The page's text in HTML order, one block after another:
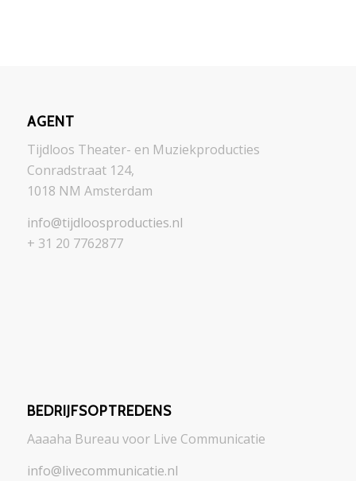
AGENT
Tijdloos Theater- en Muziekproducties
Conradstraat 124,
1018 NM Amsterdam
info@tijdloosproducties.nl
+ 31 20 7762877
BEDRIJFSOPTREDENS
Aaaaha Bureau voor Live Communicatie
info@livecommunicatie.nl